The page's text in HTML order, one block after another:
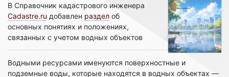
В Справочник кадастрового инженера
Cadastre.ru добавлен раздел об
основных понятиях и положениях,
связанных с учетом водных объектов
Водными ресурсами именуются поверхностные и
подземные воды, которые находятся в водных объектах —